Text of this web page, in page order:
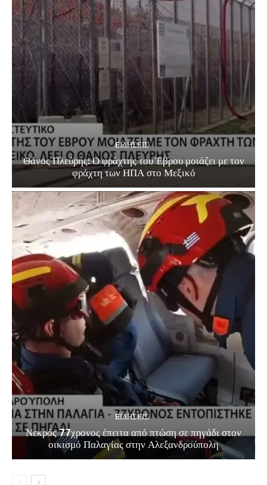
EΙΔΗΣΕΙΣ
Θάνος Πλεύρης: Ο φράχτης του Έβρου μοιάζει με τον
φράχτη των ΗΠΑ στο Μεξικό
EΙΔΗΣΕΙΣ
Νεκρός 77χρονος έπειτα από πτώση σε πηγάδι στον
οικισμό Παλαγίας στην Αλεξανδρούπολη